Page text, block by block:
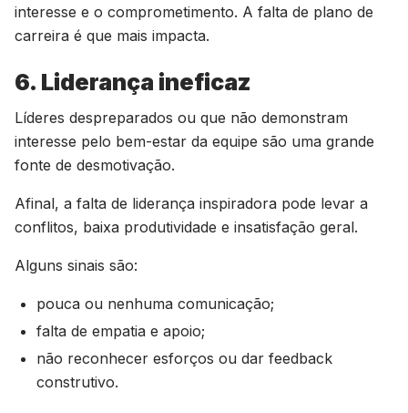
interesse e o comprometimento. A falta de plano de
carreira é que mais impacta.
6. Liderança ineficaz
Líderes despreparados ou que não demonstram
interesse pelo bem-estar da equipe são uma grande
fonte de desmotivação.
Afinal, a falta de liderança inspiradora pode levar a
conflitos, baixa produtividade e insatisfação geral.
Alguns sinais são:
pouca ou nenhuma comunicação;
falta de empatia e apoio;
não reconhecer esforços ou dar feedback
construtivo.